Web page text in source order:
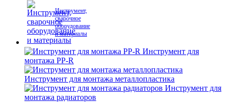
Инструмент,
сварочное
оборудование
и материалы
Инструмент для
монтажа PP-R
Инструмент для монтажа металлопластика
Инструмент для
монтажа радиаторов